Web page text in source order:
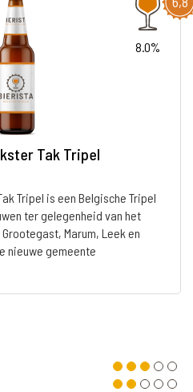
8.0%
Tak Tripel
Tripel is een Belgische Tripel
ter gelegenheid van het
Marum, Leek en
nieuwe gemeente